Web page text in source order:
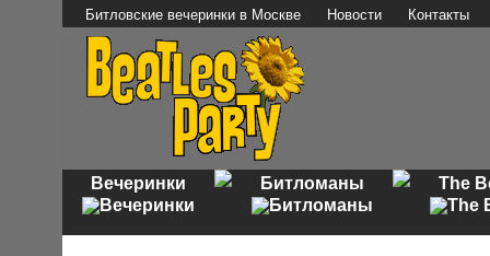
Битловские вечеринки в Москве Новости Контакты
Вечеринки Битломаны The